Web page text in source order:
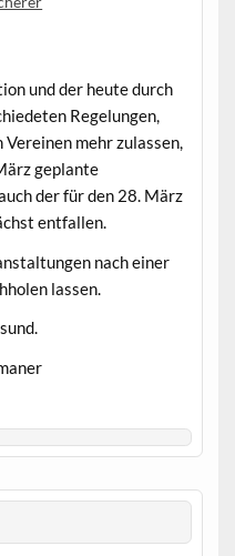
und der heute durch
Regelungen,
mehr zulassen,
geplante
der für den 28. März
entfallen.
nach einer
lassen.